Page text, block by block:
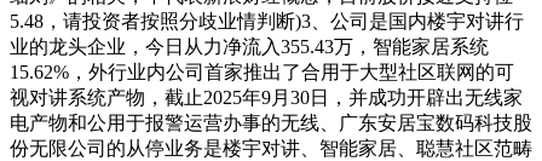
5.48，请投资者按照分歧业情判断)3、公司是国内楼宇对讲行
业的龙头企业，今日从力净流入355.43万，智能家居系统
15.62%，外行业内公司首家推出了合用于大型社区联网的可
视对讲系统产物，截止2025年9月30日，并成功开辟出无线家
电产物和公用于报警运营办事的无线、广东安居宝数码科技股
份无限公司的从停业务是楼宇对讲、智能家居、聪慧社区范畴